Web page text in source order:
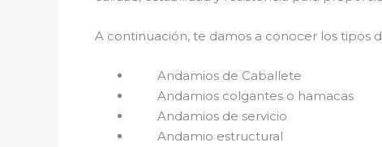
A continuación, te damos a conocer los tipos
Andamios de Caballete
Andamios colgantes o hamacas
Andamios de servicio
Andamio estructural